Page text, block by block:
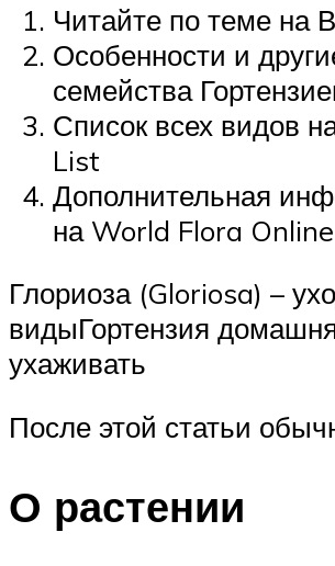
Читайте по теме на
Особенности и
семейства
Список всех видов
List
Дополнительная
на World Flora Online
Глориоза (Gloriosa) –
видыГортензия
ухаживать
После этой статьи
О растении